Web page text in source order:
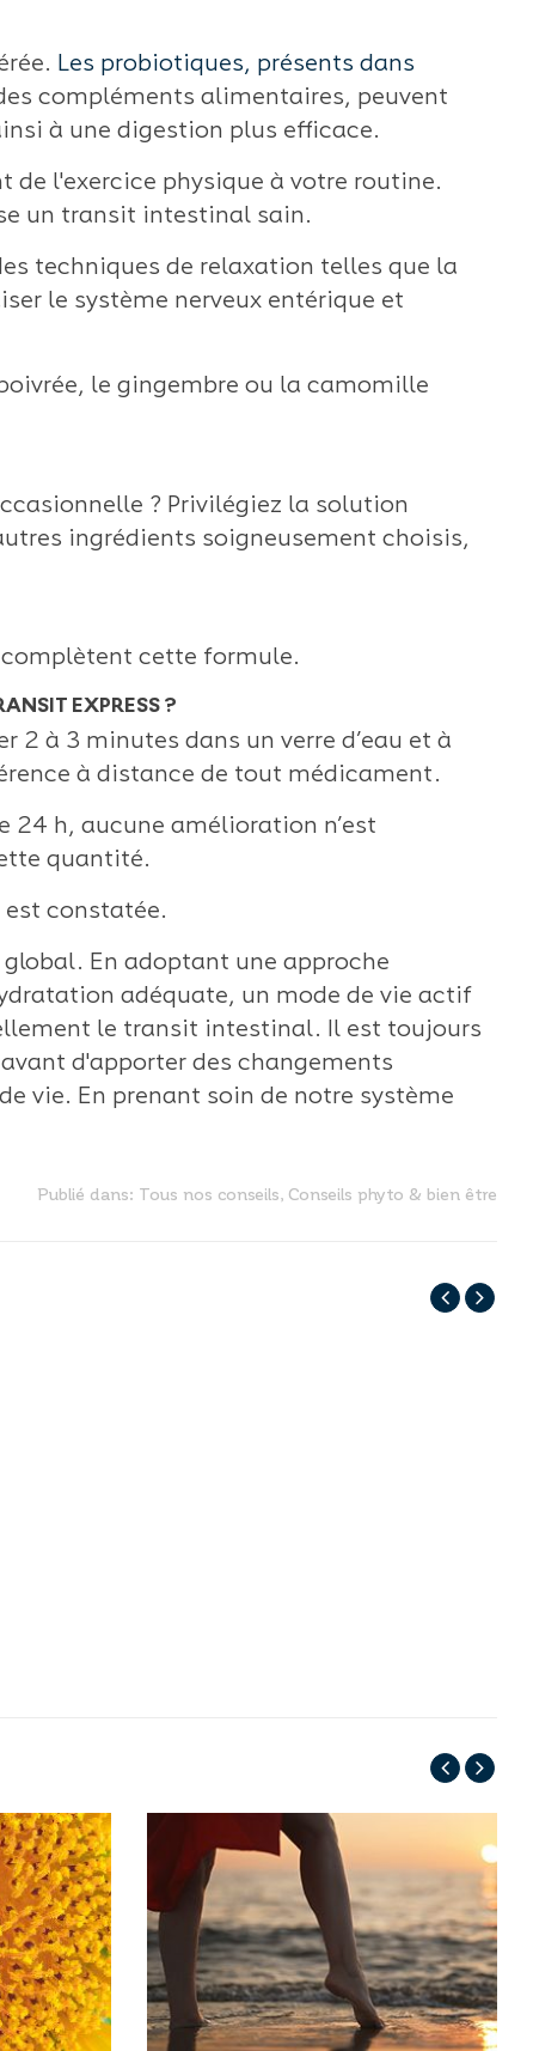
Les probiotiques, présents dans
compléments alimentaires, peuvent
à une digestion plus efficace.
l'exercice physique à votre routine.
un transit intestinal sain.
techniques de relaxation telles que la
le système nerveux entérique et
le gingembre ou la camomille
? Privilégiez la solution
ingrédients soigneusement choisis,
complètent cette formule.
EXPRESS ?
2 à 3 minutes dans un verre d’eau et à
à distance de tout médicament.
24 h, aucune amélioration n’est
quantité.
constatée.
En adoptant une approche
adéquate, un mode de vie actif
le transit intestinal. Il est toujours
d'apporter des changements
vie. En prenant soin de notre système
Publié dans: Tous nos conseils, Conseils phyto & bien être